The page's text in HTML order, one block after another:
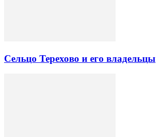
Сельцо Терехово и его владельцы